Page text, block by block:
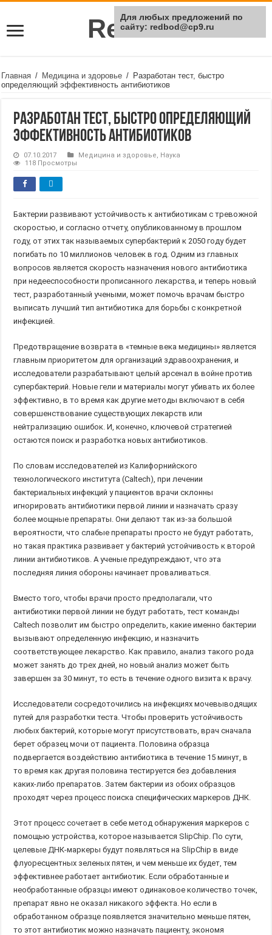
Rei Red
Главная / Медицина и здоровье / Разработан тест, быстро
определяющий эффективность антибиотиков
Разработан тест, быстро определяющий
эффективность антибиотиков
07.10.2017 Медицина и здоровье, Наука
118 Просмотры
Бактерии развивают устойчивость к антибиотикам с тревожной
скоростью, и согласно отчету, опубликованному в прошлом
году, от этих так называемых супербактерий к 2050 году будет
погибать по 10 миллионов человек в год. Одним из главных
вопросов является скорость назначения нового антибиотика
при недееспособности прописанного лекарства, и теперь новый
тест, разработанный учеными, может помочь врачам быстро
выписать лучший тип антибиотика для борьбы с конкретной
инфекцией.
Предотвращение возврата в «темные века медицины» является
главным приоритетом для организаций здравоохранения, и
исследователи разрабатывают целый арсенал в войне против
супербактерий. Новые гели и материалы могут убивать их более
эффективно, в то время как другие методы включают в себя
совершенствование существующих лекарств или
нейтрализацию ошибок. И, конечно, ключевой стратегией
остаются поиск и разработка новых антибиотиков.
По словам исследователей из Калифорнийского
технологического института (Caltech), при лечении
бактериальных инфекций у пациентов врачи склонны
игнорировать антибиотики первой линии и назначать сразу
более мощные препараты. Они делают так из-за большой
вероятности, что слабые препараты просто не будут работать,
но такая практика развивает у бактерий устойчивость к второй
линии антибиотиков. А ученые предупреждают, что эта
последняя линия обороны начинает проваливаться.
Вместо того, чтобы врачи просто предполагали, что
антибиотики первой линии не будут работать, тест команды
Caltech позволит им быстро определить, какие именно бактерии
вызывают определенную инфекцию, и назначить
соответствующее лекарство. Как правило, анализ такого рода
может занять до трех дней, но новый анализ может быть
завершен за 30 минут, то есть в течение одного визита к врачу.
Исследователи сосредоточились на инфекциях мочевыводящих
путей для разработки теста. Чтобы проверить устойчивость
любых бактерий, которые могут присутствовать, врач сначала
берет образец мочи от пациента. Половина образца
подвергается воздействию антибиотика в течение 15 минут, в
то время как другая половина тестируется без добавления
каких-либо препаратов. Затем бактерии из обоих образцов
проходят через процесс поиска специфических маркеров ДНК.
Этот процесс сочетает в себе метод обнаружения маркеров с
помощью устройства, которое называется SlipChip. По сути,
целевые ДНК-маркеры будут появляться на SlipChip в виде
флуоресцентных зеленых пятен, и чем меньше их будет, тем
эффективнее работает антибиотик. Если обработанные и
необработанные образцы имеют одинаковое количество точек,
препарат явно не оказал никакого эффекта. Но если в
обработанном образце появляется значительно меньше пятен,
то этот антибиотик можно назначать пациенту, экономя
Для любых предложений по
сайту: redbod@cp9.ru